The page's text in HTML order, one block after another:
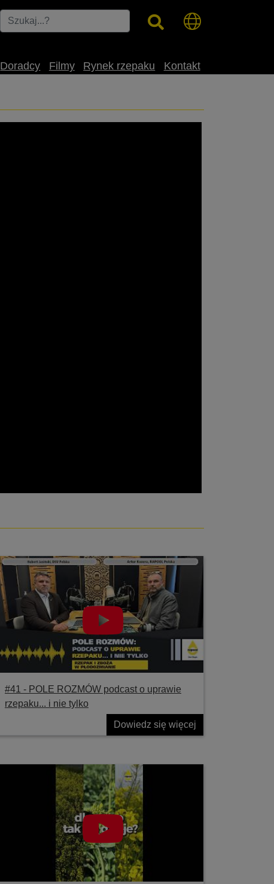
Doradcy Filmy Rynek rzepaku Kontakt
#41 ‐ POLE ROZMÓW podcast o uprawie
rzepaku... i nie tylko
Dowiedz się więcej